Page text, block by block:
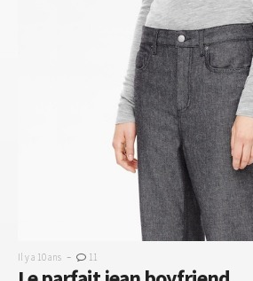
Il y a 10 ans - 11